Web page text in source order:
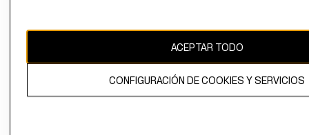
El contenido de esta página web está protegido por copyright y es
ACEPTAR TODO
CONFIGURACIÓN DE COOKIES Y SERVICIOS